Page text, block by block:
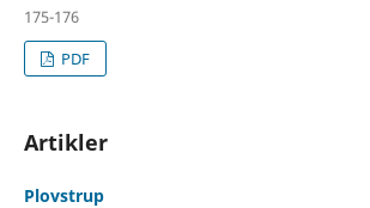
175-176
PDF
Artikler
Plovstrup